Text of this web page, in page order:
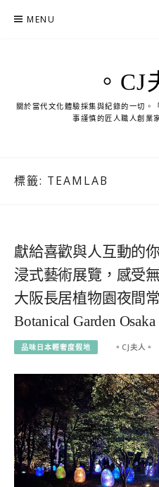
MENU
。CJ
關於當代文化體驗採集與紀錄的一切。
事謹慎的匠人職人創業
標籤: TEAMLAB
獻給喜歡與人互動的
浸式藝術展覽，感受
大阪長居植物園夜間
Botanical Garden Osaka
品味日本輕奢度假地 。CJ夫人。